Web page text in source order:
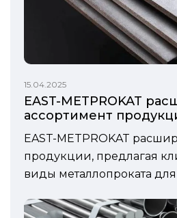
15.04.2025
EAST-METPROKAT
ассортимент
клиентам новые виды
металлопроката для
отраслей
EAST-METPROKAT
продукции, предлагая
виды металлопроката